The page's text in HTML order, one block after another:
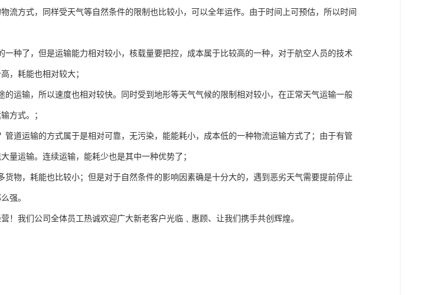
流方式，同样受天气等自然条件的限制也比较小，可以全年运作。由于时间上可预估，所以时间
一种了，但是运输能力相对较小，核载量要把控，成本属于比较高的一种，对于航空人员的技术
，耗能也相对较大；
的运输，所以速度也相对较快。同时受到地形等天气气候的限制相对较小，在正常天气运输一般
方式。；
管道运输的方式属于是相对可靠，无污染，能能耗小，成本低的一种物流运输方式了；由于有管
量运输。连续运输，能耗少也是其中一种优势了；
货物，耗能也比较小；但是对于自然条件的影响因素确是十分大的，遇到恶劣天气需要提前停止
强。
！我们公司全体员工热诚欢迎广大新老客户光临﹑惠顾、让我们携手共创辉煌。